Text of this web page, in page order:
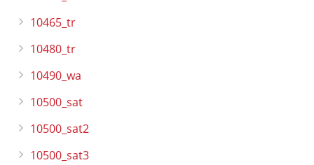
10465_tr
10480_tr
10490_wa
10500_sat
10500_sat2
10500_sat3